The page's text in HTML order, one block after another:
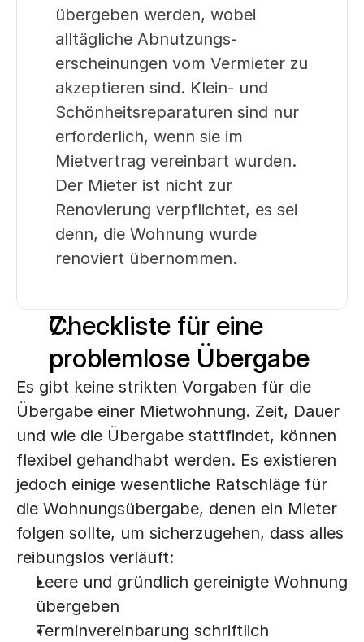
übergeben werden, wobei
alltägliche Abnutzungs-
erscheinungen vom Vermieter zu
akzeptieren sind. Klein- und
Schönheitsreparaturen sind nur
erforderlich, wenn sie im
Mietvertrag vereinbart wurden.
Der Mieter ist nicht zur
Renovierung verpflichtet, es sei
denn, die Wohnung wurde
renoviert übernommen.
Checkliste für eine
problemlose Übergabe
Es gibt keine strikten Vorgaben für die
Übergabe einer Mietwohnung. Zeit, Dauer
und wie die Übergabe stattfindet, können
flexibel gehandhabt werden. Es existieren
jedoch einige wesentliche Ratschläge für
die Wohnungsübergabe, denen ein Mieter
folgen sollte, um sicherzugehen, dass alles
reibungslos verläuft:
Leere und gründlich gereinigte Wohnung
übergeben
Terminvereinbarung schriftlich